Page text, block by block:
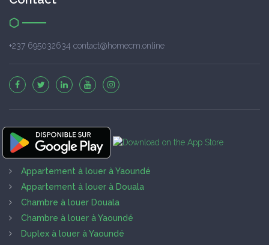
+237 695032634 contact@homecm.online
Appartement à louer à Yaoundé
Appartement à louer à Douala
Chambre à louer Douala
Chambre à louer à Yaoundé
Duplex à louer à Yaoundé